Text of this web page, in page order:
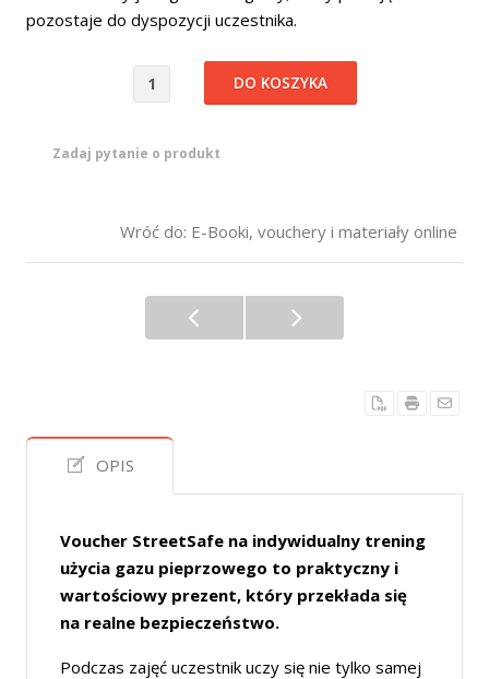
pozostaje do dyspozycji uczestnika.
Zadaj pytanie o produkt
Wróć do: E-Booki, vouchery i materiały online
OPIS
Voucher StreetSafe na indywidualny trening
użycia gazu pieprzowego to praktyczny i
wartościowy prezent, który przekłada się
na realne bezpieczeństwo.
Podczas zajęć uczestnik uczy się nie tylko samej